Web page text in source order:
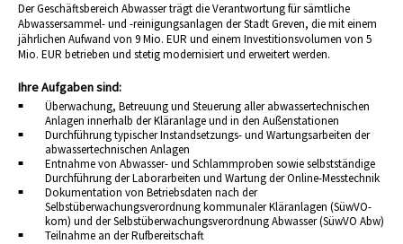
Der Geschäftsbereich Abwasser trägt die Verantwortung für sämtliche
Abwassersammel- und -reinigungsanlagen der Stadt Greven, die mit einem
jährlichen Aufwand von 9 Mio. EUR und einem Investitionsvolumen von 5
Mio. EUR betrieben und stetig modernisiert und erweitert werden.
Ihre Aufgaben sind:
Überwachung, Betreuung und Steuerung aller abwassertechnischen
Anlagen innerhalb der Kläranlage und in den Außenstationen
Durchführung typischer Instandsetzungs- und Wartungsarbeiten der
abwassertechnischen Anlagen
Entnahme von Abwasser- und Schlammproben sowie selbstständige
Durchführung der Laborarbeiten und Wartung der Online-Messtechnik
Dokumentation von Betriebsdaten nach der
Selbstüberwachungsverordnung kommunaler Kläranlagen (SüwVO-
kom) und der Selbstüberwachungsverordnung Abwasser (SüwVO Abw)
Teilnahme an der Rufbereitschaft